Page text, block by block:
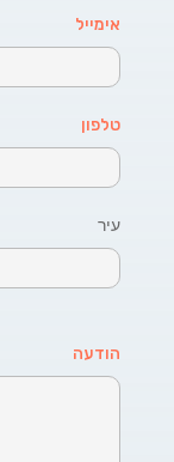
אימייל
טלפון
עיר
הודעה